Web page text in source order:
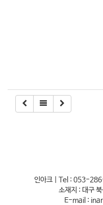
인아크 | Tel : 053-
소재지 : 대구
E-mail :